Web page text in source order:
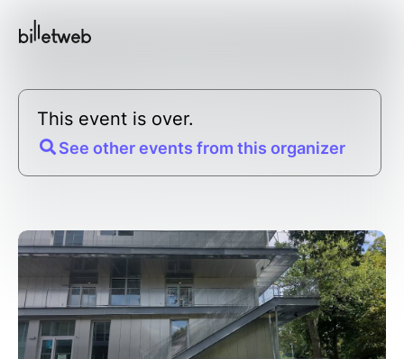
This event is over.
See other events from this organizer